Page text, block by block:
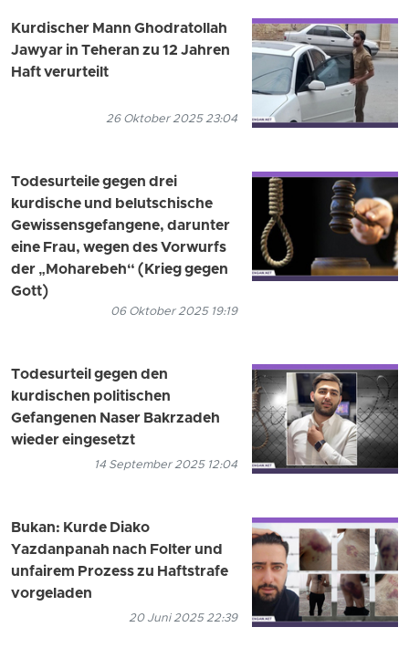
Kurdischer Mann Ghodratollah
Jawyar in Teheran zu 12 Jahren
Haft verurteilt
26 Oktober 2025 23:04
Todesurteile gegen drei
kurdische und belutschische
Gewissensgefangene, darunter
eine Frau, wegen des Vorwurfs
der „Moharebeh“ (Krieg gegen
Gott)
06 Oktober 2025 19:19
Todesurteil gegen den
kurdischen politischen
Gefangenen Naser Bakrzadeh
wieder eingesetzt
14 September 2025 12:04
Bukan: Kurde Diako
Yazdanpanah nach Folter und
unfairem Prozess zu Haftstrafe
vorgeladen
20 Juni 2025 22:39